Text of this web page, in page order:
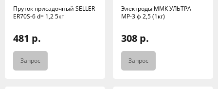
Пруток присадочный SELLER
ER70S-6 d= 1,2 5кг
481 р.
Запрос
Электроды ММК УЛЬТРА
МР-3 ф 2,5 (1кг)
308 р.
Запрос